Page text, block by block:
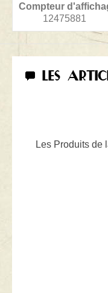
Compteur
12475881
LES
Les Produits de